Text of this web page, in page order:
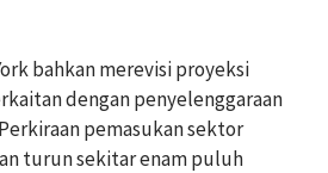
bahkan merevisi proyeksi
dengan penyelenggaraan
pemasukan sektor
turun sekitar enam puluh